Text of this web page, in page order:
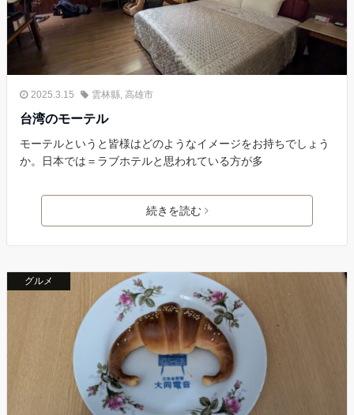
2025.3.15 雲林縣 高雄市
台湾のモーテル
モーテルというと皆様はどのようなイメージをお持ちでしょう
か。日本では＝ラブホテルと思われている方が多
続きを読む
グルメ